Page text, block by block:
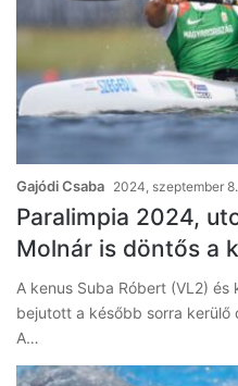
Gajódi Csaba 2024, szeptember
Paralimpia 2024,
Molnár is döntős a
A kenus Suba Róbert (VL2)
bejutott a később sorra kerülő
A…